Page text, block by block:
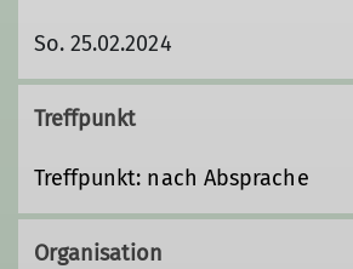
So. 25.02.2024
Treffpunkt
Treffpunkt: nach Absprache
Organisation